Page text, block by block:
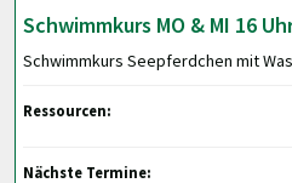
Schwimmkurs MO & MI 16
Schwimmkurs Seepferdchen mit
Ressourcen:
Nächste Termine: